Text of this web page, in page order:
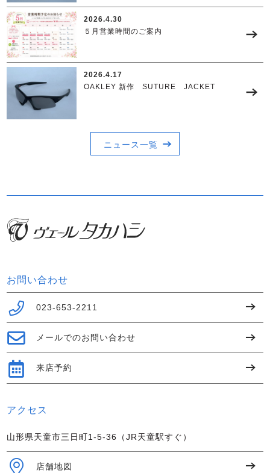
2026.4.30
５月営業時間のご案内
2026.4.17
OAKLEY 新作 SUTURE JACKET
ニュース一覧
お問い合わせ
023-653-2211
メールでのお問い合わせ
来店予約
アクセス
山形県天童市三日町1-5-36（JR天童駅すぐ）
店舗地図